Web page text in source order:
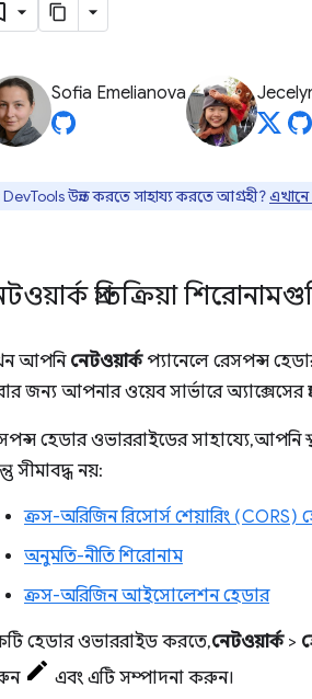
Sofia Emelianova
DevTools উন্নত করতে সাহায্য করতে আগ্রহী?এখানে
প্রতিক্রিয়া
আপনিনেটওয়ার্কপ্যানেলে রেসপন্স
জন্য আপনার ওয়েব সার্ভারে অ্যাক্সেসের
হেডার ওভাররাইডের সাহায্যে, আপনি
সীমাবদ্ধ নয়:
ক্রস-অরিজিন রিসোর্স শেয়ারিং (CORS)
অনুমতি-নীতি শিরোনাম
ক্রস-অরিজিন আইসোলেশন হেডার
হেডার ওভাররাইড করতে,নেটওয়ার্ক>
এবং এটি সম্পাদনা করুন।